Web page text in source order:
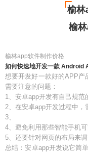
榆林
榆
榆林app软件制作价格
如何快速地开发一款 Android
想要开发好一款好的APP产
需要注意的问题：
1、安卓app开发有自己规范
2、在安卓app开发过程中，
3、
4、避免利用那些智能手机
5、还要针对网页的布局来
总结：安卓app开发说它简